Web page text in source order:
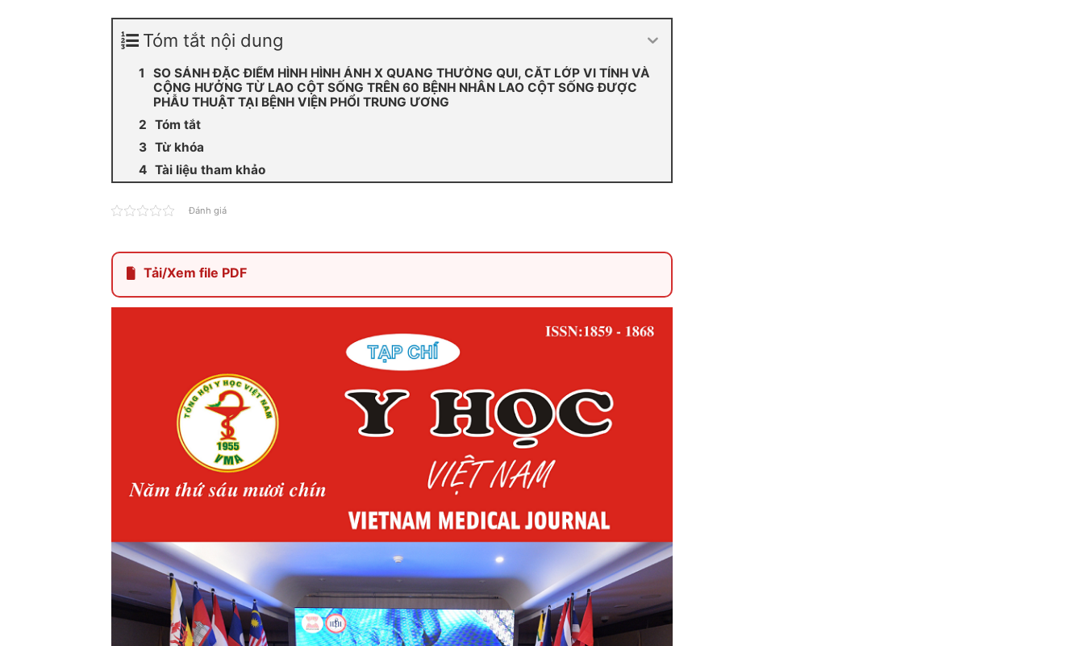
Tóm tắt nội dung
SO SÁNH ĐẶC ĐIỂM HÌNH HÌNH ẢNH X QUANG THƯỜNG QUI, CẮT LỚP VI TÍNH VÀ
CỘNG HƯỞNG TỪ LAO CỘT SỐNG TRÊN 60 BỆNH NHÂN LAO CỘT SỐNG ĐƯỢC
PHẪU THUẬT TẠI BỆNH VIỆN PHỔI TRUNG ƯƠNG
Tóm tắt
Từ khóa
Tài liệu tham khảo
Đánh giá
Tải/Xem file PDF